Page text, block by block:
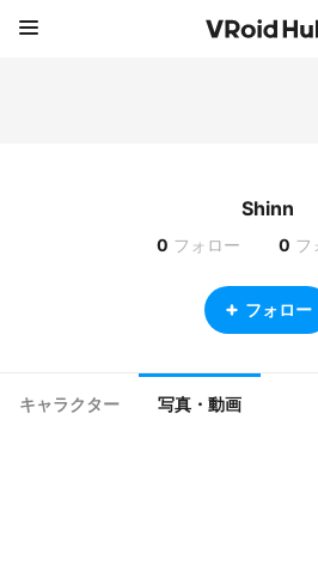
Shinn
0 フォロー 0 フ
フォロー
キャラクター 写真・動画